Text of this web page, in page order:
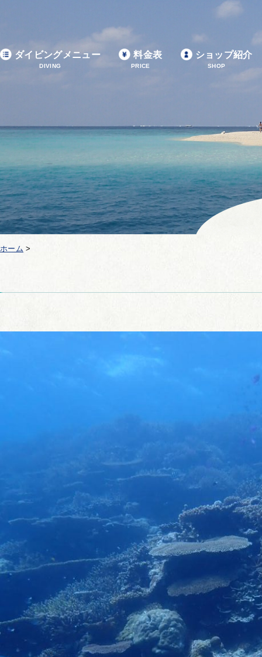
ダイビングメニュー
DIVING
料金表
PRICE
ショップ紹介
SHOP
ホーム >